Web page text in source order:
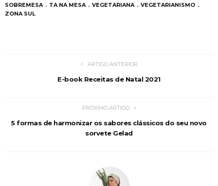
SOBREMESA
TA NA MESA VEGETARIANA
VEGETARIANISMO
ZONA SUL
ARTIGO ANTERIOR
E-book Receitas de Natal 2021
PRÓXIMO ARTIGO
5 formas de harmonizar os sabores clássicos do seu novo
sorvete Gelad